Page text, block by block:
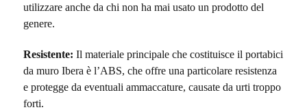
utilizzare anche da chi non ha mai usato un prodotto del
genere.
Resistente: Il materiale principale che costituisce il portabici
da muro Ibera è l’ABS, che offre una particolare resistenza
e protegge da eventuali ammaccature, causate da urti troppo
forti.